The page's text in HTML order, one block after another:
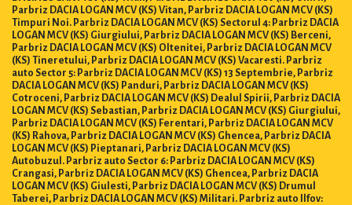
Parbriz DACIA LOGAN MCV (KS) Vitan, Parbriz DACIA LOGAN MCV (KS)
Timpuri Noi. Parbriz DACIA LOGAN MCV (KS) Sectorul 4: Parbriz DACIA
LOGAN MCV (KS) Giurgiului, Parbriz DACIA LOGAN MCV (KS) Berceni,
Parbriz DACIA LOGAN MCV (KS) Oltenitei, Parbriz DACIA LOGAN MCV
(KS) Tineretului, Parbriz DACIA LOGAN MCV (KS) Vacaresti. Parbriz
auto Sector 5: Parbriz DACIA LOGAN MCV (KS) 13 Septembrie, Parbriz
DACIA LOGAN MCV (KS) Panduri, Parbriz DACIA LOGAN MCV (KS)
Cotroceni, Parbriz DACIA LOGAN MCV (KS) Dealul Spirii, Parbriz DACIA
LOGAN MCV (KS) Sebastian, Parbriz DACIA LOGAN MCV (KS) Giurgiului,
Parbriz DACIA LOGAN MCV (KS) Ferentari, Parbriz DACIA LOGAN MCV
(KS) Rahova, Parbriz DACIA LOGAN MCV (KS) Ghencea, Parbriz DACIA
LOGAN MCV (KS) Pieptanari, Parbriz DACIA LOGAN MCV (KS)
Autobuzul. Parbriz auto Sector 6: Parbriz DACIA LOGAN MCV (KS)
Crangasi, Parbriz DACIA LOGAN MCV (KS) Ghencea, Parbriz DACIA
LOGAN MCV (KS) Giulesti, Parbriz DACIA LOGAN MCV (KS) Drumul
Taberei, Parbriz DACIA LOGAN MCV (KS) Militari. Parbriz auto Ilfov: